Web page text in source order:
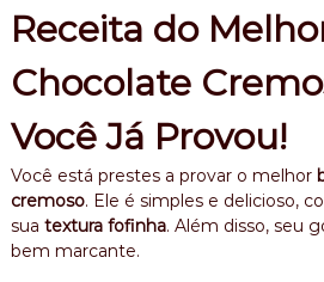
Receita do
Chocolate
Você Já Provou!
Você está prestes a provar o melhor
cremoso. Ele é simples e delicioso,
sua textura fofinha. Além disso, seu
bem marcante.